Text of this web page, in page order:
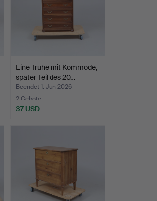
Eine Truhe mit Kommode,
später Teil des 20…
Beendet 1. Jun 2026
2 Gebote
37 USD